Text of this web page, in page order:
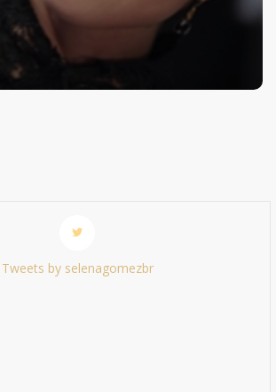
Tweets by selenagomezbr